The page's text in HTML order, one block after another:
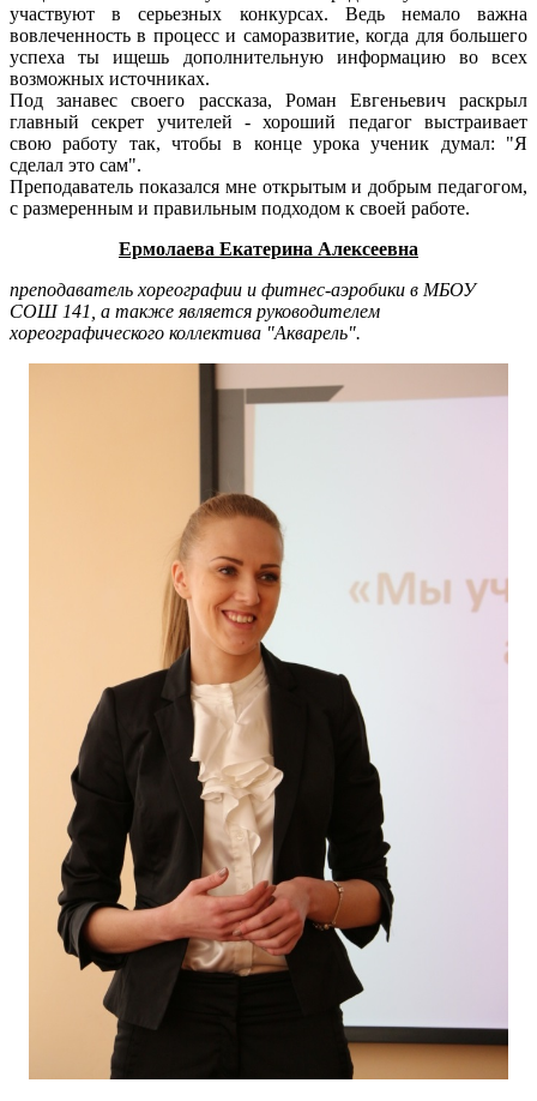
участвуют в серьезных конкурсах. Ведь немало важна
вовлеченность в процесс и саморазвитие, когда для большего
успеха ты ищешь дополнительную информацию во всех
возможных источниках.
Под занавес своего рассказа, Роман Евгеньевич раскрыл
главный секрет учителей - хороший педагог выстраивает
свою работу так, чтобы в конце урока ученик думал: "Я
сделал это сам".
Преподаватель показался мне открытым и добрым педагогом,
с размеренным и правильным подходом к своей работе.
Ермолаева Екатерина Алексеевна
преподаватель хореографии и фитнес-аэробики в МБОУ
СОШ 141, а также является руководителем
хореографического коллектива "Акварель".